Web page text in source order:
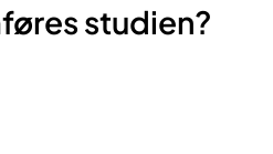
studien?